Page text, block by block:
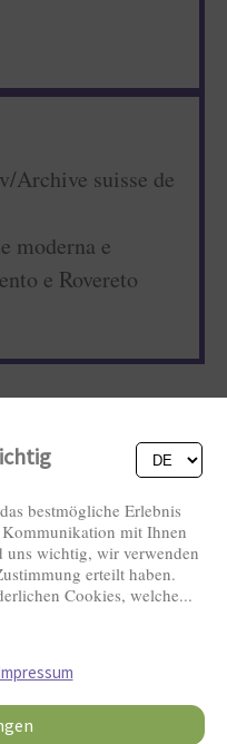
Archive suisse de
moderna e
e Rovereto
bestmögliche Erlebnis
mit Ihnen
uns wichtig, wir verwenden
erteilt haben.
Cookies, welche...